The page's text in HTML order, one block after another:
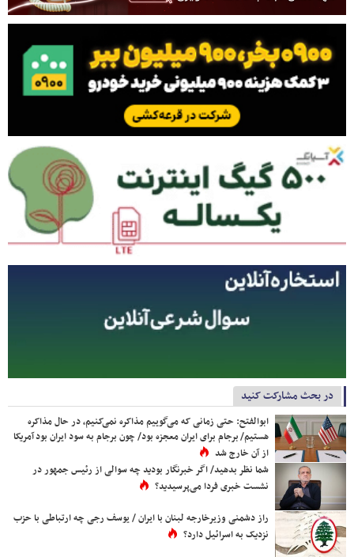
در بحث مشارکت کنید
ابوالفتح: حتی زمانی که می‌گوییم مذاکره نمی‌کنیم، در حال مذاکره
هستیم/ برجام برای ایران معجزه بود/ چون برجام به سود ایران بود آمریکا
از آن خارج شد
شما نظر بدهید/ اگر خبرنگار بودید چه سوالی از رئیس جمهور در
نشست خبری فردا می‌پرسیدید؟
راز دشمنی وزیرخارجه لبنان با ایران / یوسف رجی چه ارتباطی با حزب
نزدیک به اسرائیل دارد؟